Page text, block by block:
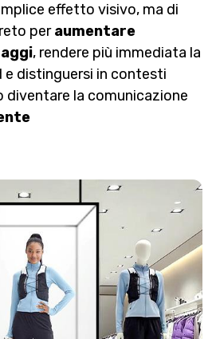
effetto visivo, ma di
peraumentare
, rendere più immediata la
e distinguersi in contesti
la comunicazione